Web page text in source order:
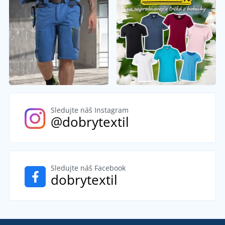
Sledujte náš Instagram
@dobrytextil
Sledujte náš Facebook
dobrytextil